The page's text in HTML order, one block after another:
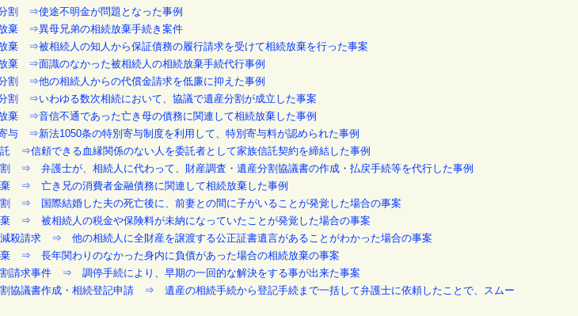
割 ⇒使途不明金が問題となった事例
棄 ⇒異母兄弟の相続放棄手続き案件
棄 ⇒被相続人の知人から保証債務の履行請求を受けて相続放棄を行った事案
棄 ⇒面識のなかった被相続人の相続放棄手続代行事例
割 ⇒他の相続人からの代償金請求を低廉に抑えた事例
割 ⇒いわゆる数次相続において、協議で遺産分割が成立した事案
⇒音信不通であった亡き母の債務に関連して相続放棄した事例
⇒新法1050条の特別寄与制度を利用して、特別寄与料が認められた事例
⇒信頼できる血縁関係のない人を委託者として家族信託契約を締結した事例
⇒ 弁護士が、相続人に代わって、財産調査・遺産分割協議書の作成・払戻手続等を代行した事例
⇒ 亡き兄の消費者金融債務に関連して相続放棄した事例
⇒ 国際結婚した夫の死亡後に、前妻との間に子がいることが発覚した場合の事案
⇒ 被相続人の税金や保険料が未納になっていたことが発覚した場合の事案
殺請求 ⇒ 他の相続人に全財産を譲渡する公正証書遺言があることがわかった場合の事案
⇒ 長年関わりのなかった身内に負債があった場合の相続放棄の事案
請求事件 ⇒ 調停手続により、早期の一回的な解決をする事が出来た事案
協議書作成・相続登記申請 ⇒ 遺産の相続手続から登記手続まで一括して弁護士に依頼したことで、スムー